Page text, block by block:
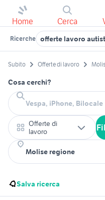
Home Cerca
Ricerche offerte lavoro
Subito Offerte di lavoro
Cosa cerchi?
Offerte di
lavoro
Salva ricerca